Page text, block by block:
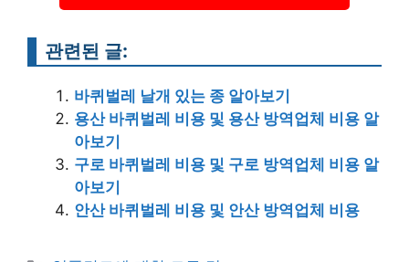
관련된 글:
바퀴벌레 날개 있는 종 알아보기
용산 바퀴벌레 비용 및 용산 방역업체 비용 알
아보기
구로 바퀴벌레 비용 및 구로 방역업체 비용 알
아보기
안산 바퀴벌레 비용 및 안산 방역업체 비용